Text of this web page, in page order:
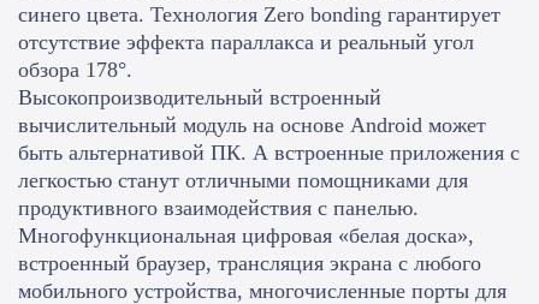
синего цвета. Технология Zero bonding гарантирует
отсутствие эффекта параллакса и реальный угол
обзора 178°.
Высокопроизводительный встроенный
вычислительный модуль на основе Android может
быть альтернативой ПК. А встроенные приложения с
легкостью станут отличными помощниками для
продуктивного взаимодействия с панелью.
Многофункциональная цифровая «белая доска»,
встроенный браузер, трансляция экрана с любого
мобильного устройства, многочисленные порты для